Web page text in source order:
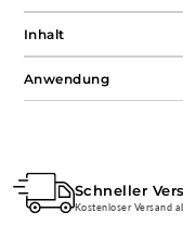
Inhalt
Anwendung
Schneller
Kostenloser Versand